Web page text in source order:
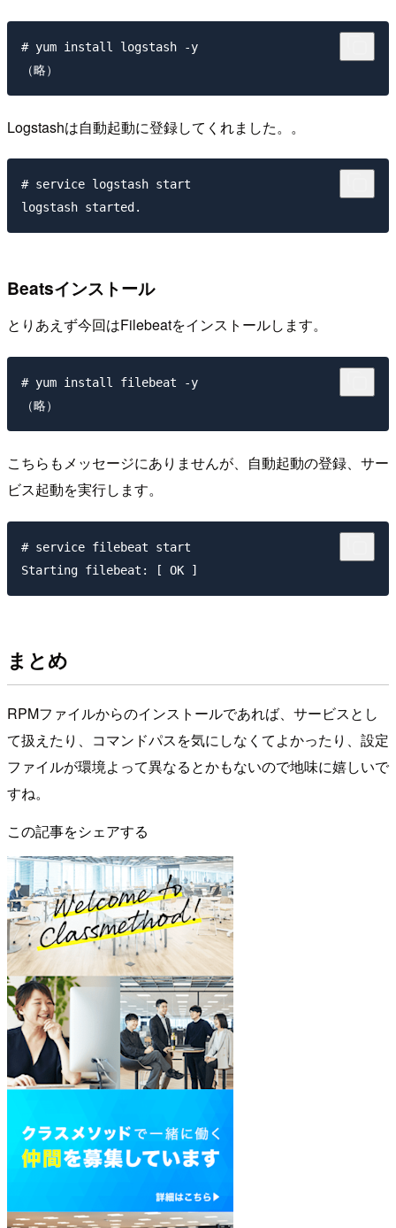
# yum install logstash -y
Logstashは自動起動に登録してくれました。。
# service logstash start
Beatsインストール
とりあえず今回はFilebeatをインストールします。
# yum install filebeat -y
こちらもメッセージにありませんが、自動起動の登録、サー
ビス起動を実行します。
# service filebeat start
まとめ
RPMファイルからのインストールであれば、サービスとし
て扱えたり、コマンドパスを気にしなくてよかったり、設定
ファイルが環境よって異なるとかもないので地味に嬉しいで
すね。
この記事をシェアする